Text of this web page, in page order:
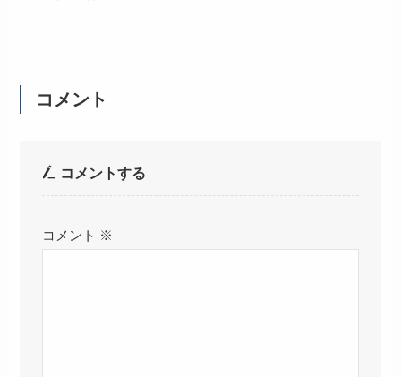
コメント
コメントする
コメント ※